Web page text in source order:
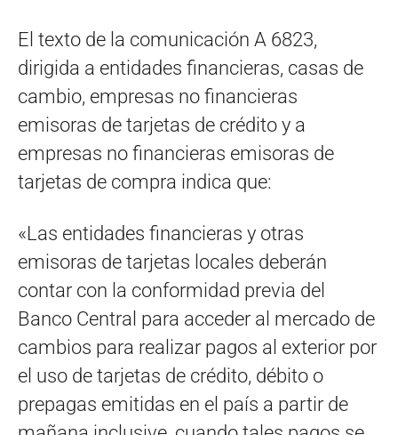
El texto de la comunicación A 6823,
dirigida a entidades financieras, casas de
cambio, empresas no financieras
emisoras de tarjetas de crédito y a
empresas no financieras emisoras de
tarjetas de compra indica que:
«Las entidades financieras y otras
emisoras de tarjetas locales deberán
contar con la conformidad previa del
Banco Central para acceder al mercado de
cambios para realizar pagos al exterior por
el uso de tarjetas de crédito, débito o
prepagas emitidas en el país a partir de